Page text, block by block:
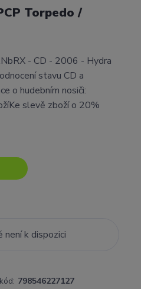
Torpedo /
- CD - 2006 - Hydra
stavu CD a
o hudebním nosiči:
slevě zboží o 20%
není k dispozici
798546227127